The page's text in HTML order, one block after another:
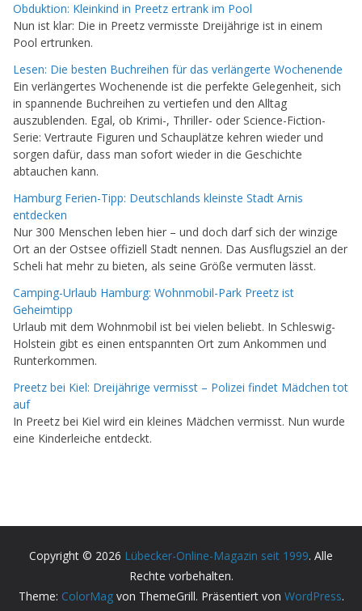
Obduktion: Kleinkind in Preetz ertrank im Pool
Nun ist klar: Die in Preetz vermisste Dreijährige ist in einem
Pool ertrunken.
Lesen: Die besten Buchreihen für das verlängerte Wochenende
Ein verlängertes Wochenende ist die perfekte Gelegenheit, sich
in spannende Buchreihen zu vertiefen und den Alltag
auszublenden. Egal, ob Krimi-, Thriller- oder Science-Fiction-
Serie: Vertraute Figuren und Schauplätze kehren wieder und
sorgen dafür, dass man sofort wieder in die Geschichte
abtauchen kann.
Hamburg Ferien-Tipp: Deutschlands kleinste Stadt Arnis
entdecken
Nur 300 Menschen leben hier – und doch darf sich der winzige
Ort an der Ostsee offiziell Stadt nennen. Das Ausflugsziel an der
Scheli hat mehr zu bieten, als seine Größe vermuten lässt.
Camping-Urlaub Hamburg: Wohnmobil-Park Preetz ist
Geheimtipp
Urlaub mit dem Wohnmobil ist bei vielen beliebt. In Schleswig-
Holstein gibt es einen entspannten Ort zum Ankommen und
Runterkommen.
Preetz bei Kiel: Dreijährige vermisst – Polizei findet Mädchen tot
auf
In Preetz bei Kiel wird ein kleines Mädchen vermisst. Nun wurde
eine Kinderleiche entdeckt.
Copyright © 2026 Lübecker-Online-Magazin seit 1999. Alle
Rechte vorbehalten.
Theme: ColorMagvon ThemeGrill. Präsentiert von WordPress.